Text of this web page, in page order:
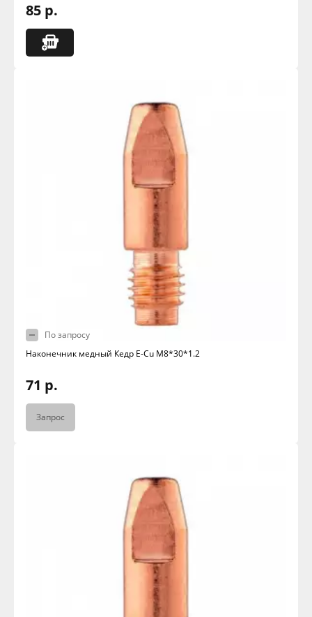
85 р.
По запросу
Наконечник медный Кедр E-Cu M8*30*1.2
71 р.
Запрос